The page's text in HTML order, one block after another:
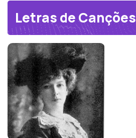
Letras de Canções